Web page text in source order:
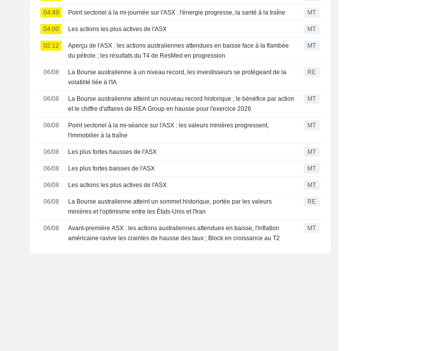
04:49 Point sectoriel à la mi-journée sur l'ASX : l'énergie progresse, la santé à la traîne MT
04:00 Les actions les plus actives de l'ASX MT
02:12
Aperçu de l'ASX : les actions australiennes attendues en baisse face à la flambée
du pétrole ; les résultats du T4 de ResMed en progression
MT
06/08
La Bourse australienne à un niveau record, les investisseurs se protégeant de la
volatilité liée à l'IA
RE
06/08
La Bourse australienne atteint un nouveau record historique ; le bénéfice par action
et le chiffre d'affaires de REA Group en hausse pour l'exercice 2026
MT
06/08
Point sectoriel à la mi-séance sur l'ASX : les valeurs minières progressent,
l'immobilier à la traîne
MT
06/08 Les plus fortes hausses de l'ASX MT
06/08 Les plus fortes baisses de l'ASX MT
06/08 Les actions les plus actives de l'ASX MT
06/08
La Bourse australienne atteint un sommet historique, portée par les valeurs
minières et l'optimisme entre les États-Unis et l'Iran
RE
06/08
Avant-première ASX : les actions australiennes attendues en baisse, l'inflation
américaine ravive les craintes de hausse des taux ; Block en croissance au T2
MT